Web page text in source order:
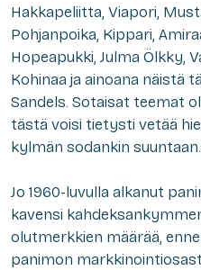
Hakkapeliitta, Viapori,
Pohjanpoika, Kippari,
Hopeapukki, Julma Ölkky,
Kohinaa ja ainoana näistä
Sandels. Sotaisat teemat
tästä voisi tietysti vetää
kylmän sodankin suuntaan.
Jo 1960-luvulla alkanut
kavensi
olutmerkkien määrää,
panimon